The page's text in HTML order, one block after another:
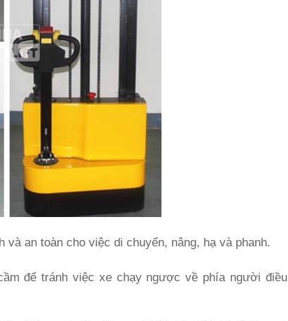
và an toàn cho việc di chuyển, nâng, hạ và phanh.
để tránh việc xe chạy ngược về phía người điều